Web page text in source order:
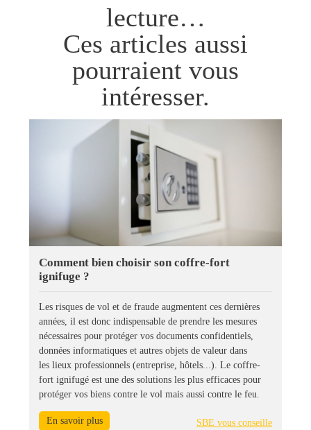
lecture…
Ces articles aussi
pourraient vous
intéresser.
Comment bien choisir son coffre-fort
ignifuge ?
Les risques de vol et de fraude augmentent ces dernières
années, il est donc indispensable de prendre les mesures
nécessaires pour protéger vos documents confidentiels,
données informatiques et autres objets de valeur dans
les lieux professionnels (entreprise, hôtels...). Le coffre-
fort ignifugé est une des solutions les plus efficaces pour
protéger vos biens contre le vol mais aussi contre le feu.
En savoir plus SBE vous conseille